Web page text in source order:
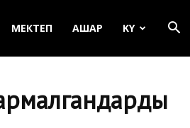
МЕКТЕП АШАР KY